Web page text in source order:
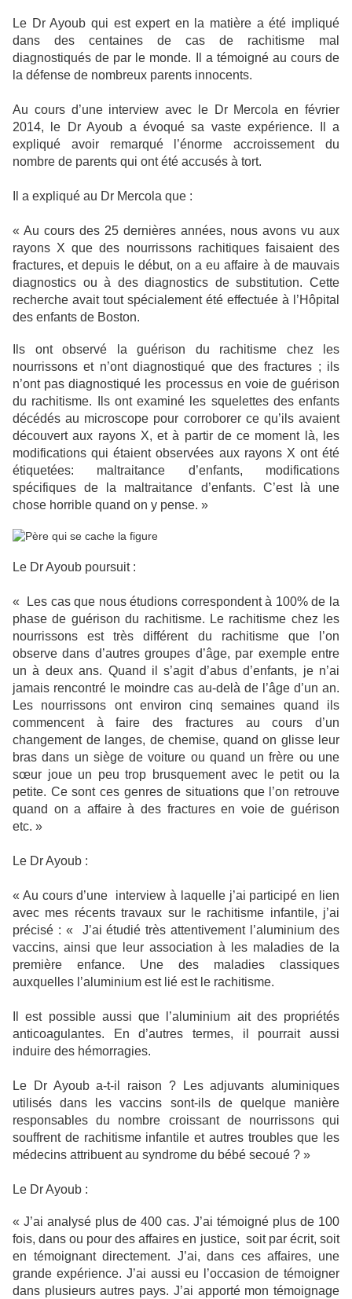
Le Dr Ayoub qui est expert en la matière a été impliqué
dans des centaines de cas de rachitisme mal
diagnostiqués de par le monde. Il a témoigné au cours de
la défense de nombreux parents innocents.
Au cours d’une interview avec le Dr Mercola en février
2014, le Dr Ayoub a évoqué sa vaste expérience. Il a
expliqué avoir remarqué l’énorme accroissement du
nombre de parents qui ont été accusés à tort.
Il a expliqué au Dr Mercola que :
« Au cours des 25 dernières années, nous avons vu aux
rayons X que des nourrissons rachitiques faisaient des
fractures, et depuis le début, on a eu affaire à de mauvais
diagnostics ou à des diagnostics de substitution. Cette
recherche avait tout spécialement été effectuée à l’Hôpital
des enfants de Boston.
Ils ont observé la guérison du rachitisme chez les
nourrissons et n’ont diagnostiqué que des fractures ; ils
n’ont pas diagnostiqué les processus en voie de guérison
du rachitisme. Ils ont examiné les squelettes des enfants
décédés au microscope pour corroborer ce qu’ils avaient
découvert aux rayons X, et à partir de ce moment là, les
modifications qui étaient observées aux rayons X ont été
étiquetées: maltraitance d’enfants, modifications
spécifiques de la maltraitance d’enfants. C’est là une
chose horrible quand on y pense. »
Le Dr Ayoub poursuit :
« Les cas que nous étudions correspondent à 100% de la
phase de guérison du rachitisme. Le rachitisme chez les
nourrissons est très différent du rachitisme que l’on
observe dans d’autres groupes d’âge, par exemple entre
un à deux ans. Quand il s’agit d’abus d’enfants, je n’ai
jamais rencontré le moindre cas au-delà de l’âge d’un an.
Les nourrissons ont environ cinq semaines quand ils
commencent à faire des fractures au cours d’un
changement de langes, de chemise, quand on glisse leur
bras dans un siège de voiture ou quand un frère ou une
sœur joue un peu trop brusquement avec le petit ou la
petite. Ce sont ces genres de situations que l’on retrouve
quand on a affaire à des fractures en voie de guérison
etc. »
Le Dr Ayoub :
« Au cours d’une interview à laquelle j’ai participé en lien
avec mes récents travaux sur le rachitisme infantile, j’ai
précisé : « J’ai étudié très attentivement l’aluminium des
vaccins, ainsi que leur association à les maladies de la
première enfance. Une des maladies classiques
auxquelles l’aluminium est lié est le rachitisme.
Il est possible aussi que l’aluminium ait des propriétés
anticoagulantes. En d’autres termes, il pourrait aussi
induire des hémorragies.
Le Dr Ayoub a-t-il raison ? Les adjuvants aluminiques
utilisés dans les vaccins sont-ils de quelque manière
responsables du nombre croissant de nourrissons qui
souffrent de rachitisme infantile et autres troubles que les
médecins attribuent au syndrome du bébé secoué ? »
Le Dr Ayoub :
« J’ai analysé plus de 400 cas. J’ai témoigné plus de 100
fois, dans ou pour des affaires en justice, soit par écrit, soit
en témoignant directement. J’ai, dans ces affaires, une
grande expérience. J’ai aussi eu l’occasion de témoigner
dans plusieurs autres pays. J’ai apporté mon témoignage